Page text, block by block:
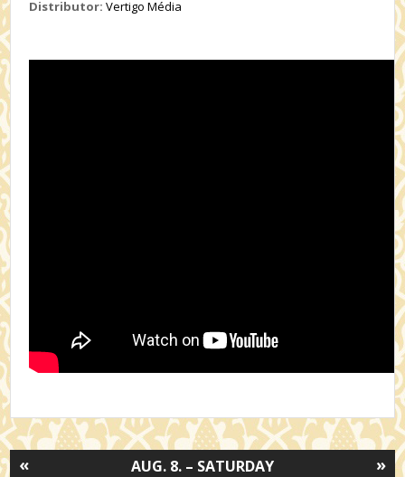
Distributor: Vertigo Média
»
AUG. 8. – SATURDAY
«